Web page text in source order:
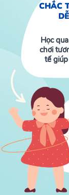
CHẮC
Học
chơi
tế